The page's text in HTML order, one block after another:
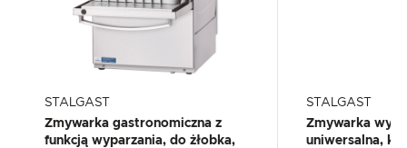
STALGAST
Zmywarka gastronomiczna z
funkcją wyparzania, do żłobka,
STALGAST
Zmywarka
uniwersalna,